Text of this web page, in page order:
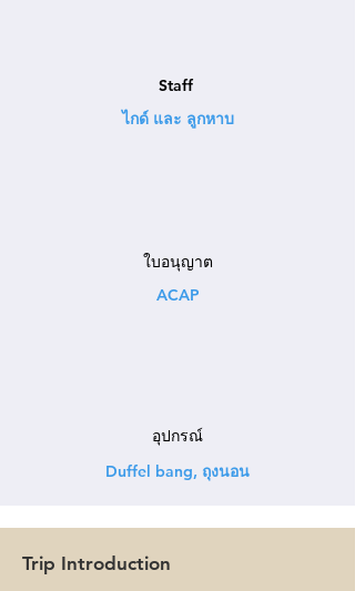
Staff
ไกด์ และ ลูกหาบ
ใบอนุญาต
ACAP
อุปกรณ์
Duffel bang, ถุงนอน
Trip Introduction